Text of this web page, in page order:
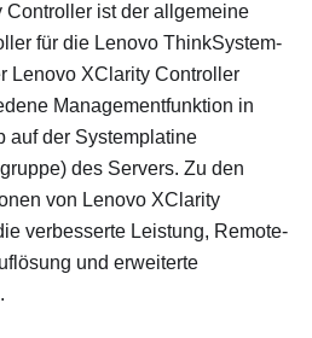
Controller ist der allgemeine
für die Lenovo ThinkSystem-
Lenovo XClarity Controller
Managementfunktion in
auf der Systemplatine
des Servers. Zu den
von Lenovo XClarity
verbesserte Leistung, Remote-
und erweiterte